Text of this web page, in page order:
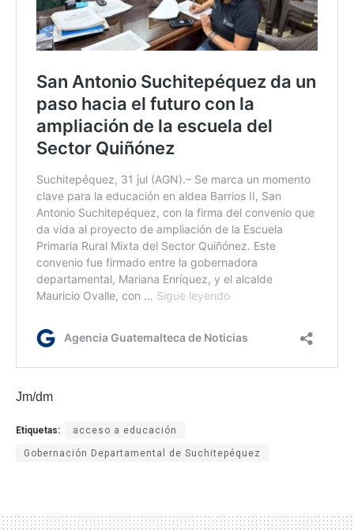
Jm/dm
Etiquetas: acceso a educación
Gobernación Departamental de Suchitepéquez